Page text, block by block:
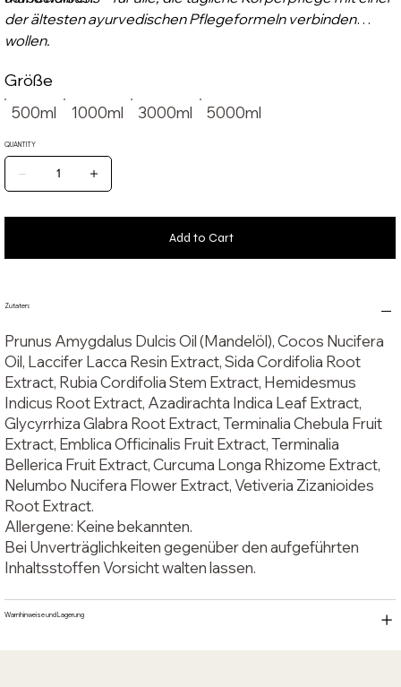
der ältesten ayurvedischen Pflegeformeln verbinden
wollen.
500ml 1000ml 3000ml 5000ml
Größe
QUANTITY
Add to Cart
Zutaten:
Prunus Amygdalus Dulcis Oil (Mandelöl), Cocos Nucifera
Oil, Laccifer Lacca Resin Extract, Sida Cordifolia Root
Extract, Rubia Cordifolia Stem Extract, Hemidesmus
Indicus Root Extract, Azadirachta Indica Leaf Extract,
Glycyrrhiza Glabra Root Extract, Terminalia Chebula Fruit
Extract, Emblica Officinalis Fruit Extract, Terminalia
Bellerica Fruit Extract, Curcuma Longa Rhizome Extract,
Nelumbo Nucifera Flower Extract, Vetiveria Zizanioides
Root Extract.
Allergene: Keine bekannten.
Bei Unverträglichkeiten gegenüber den aufgeführten
Inhaltsstoffen Vorsicht walten lassen.
Warnhinweise und Lagerung